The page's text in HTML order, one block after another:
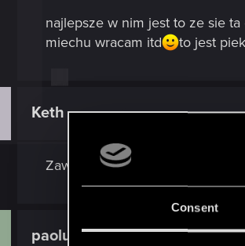
Consent
najlepsze w nim jest to ze sie
miechu wracam itd
to jest
Keth Ex-moderator
Zawsze zostaje tez Battle Net ...
paolus